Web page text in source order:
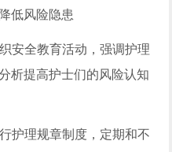
低风险隐患
安全教育活动，强调护理
析提高护士们的风险认知
护理规章制度，定期和不